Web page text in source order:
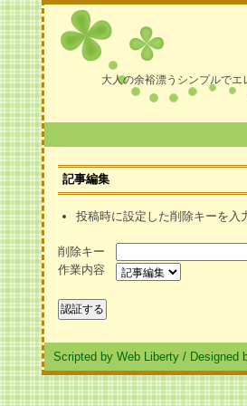
大人の余裕漂うシンプルで
記事編集
投稿時に設定した削除キーを入
削除キー
作業内容
Scripted by Web Liberty / Designed